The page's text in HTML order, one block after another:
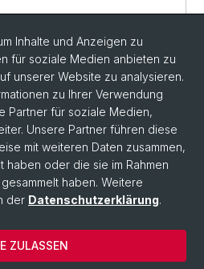
SENDEN
Inhalte und Anzeigen zu
für soziale Medien anbieten zu
unserer Website zu analysieren.
zu Ihrer Verwendung
Partner für soziale Medien,
Unsere Partner führen diese
mit weiteren Daten zusammen,
haben oder die sie im Rahmen
haben. Weitere
der Datenschutzerklärung.
ZULASSEN